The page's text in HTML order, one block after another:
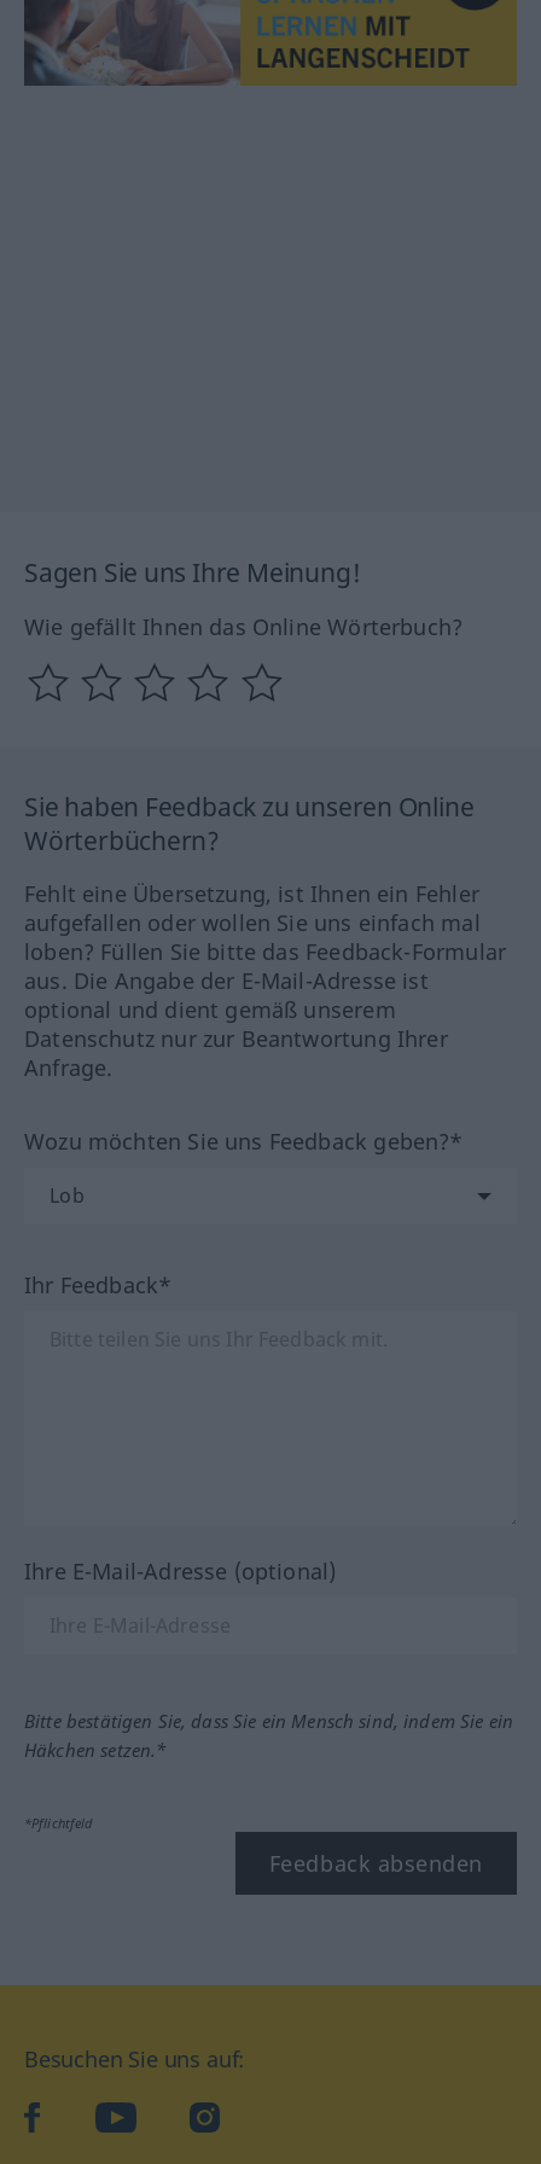
Sagen Sie uns Ihre Meinung!
Wie gefällt Ihnen das Online Wörterbuch?
Sie haben Feedback zu unseren Online
Wörterbüchern?
Fehlt eine Übersetzung, ist Ihnen ein Fehler
aufgefallen oder wollen Sie uns einfach mal
loben? Füllen Sie bitte das Feedback-Formular
aus. Die Angabe der E-Mail-Adresse ist
optional und dient gemäß unserem
Datenschutz nur zur Beantwortung Ihrer
Anfrage.
Wozu möchten Sie uns Feedback geben?*
Ihr Feedback*
Ihre E-Mail-Adresse (optional)
Bitte bestätigen Sie, dass Sie ein Mensch sind, indem Sie ein
Häkchen setzen.*
*Pflichtfeld
Feedback absenden
Besuchen Sie uns auf:
facebookYouTube Instagram